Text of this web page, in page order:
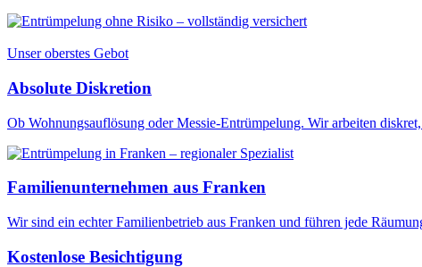
Unser oberstes Gebot
Absolute Diskretion
Ob Wohnungsauflösung oder Messie-Entrümpelung. Wir arbeiten
Familienunternehmen aus Franken
Wir sind ein echter Familienbetrieb aus Franken und führen jede
Kostenlose Besichtigung